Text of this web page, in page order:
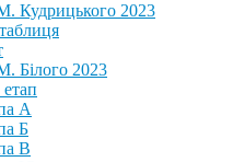
Кудрицького 2023
Білого 2023
А
Б
В